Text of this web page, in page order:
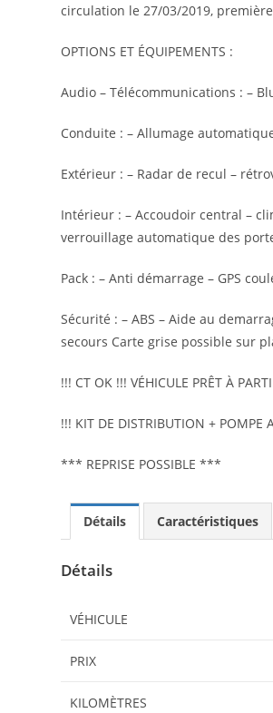
circulation le 27/03/2019,
OPTIONS ET ÉQUIPEMENTS :
Audio – Télécommunications : –
Conduite : – Allumage
Extérieur : – Radar de recul –
Intérieur : – Accoudoir central –
verrouillage automatique des
Pack : – Anti démarrage – GPS
Sécurité : – ABS – Aide au
secours Carte grise possible sur
!!! CT OK !!! VÉHICULE PRÊT À
!!! KIT DE DISTRIBUTION + POMPE
*** REPRISE POSSIBLE ***
Détails Caractéristiques
Détails
VÉHICULE
PRIX
KILOMÈTRES